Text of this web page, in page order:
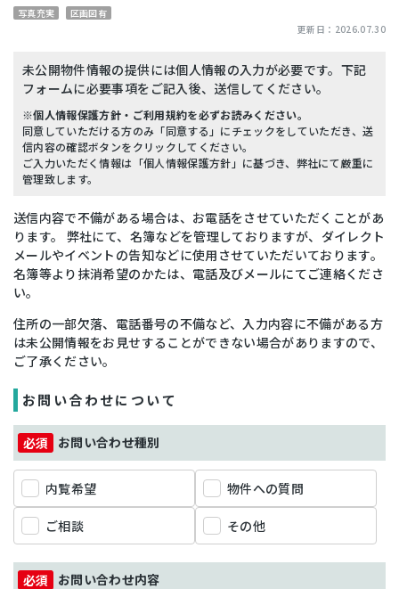
写真充実
区画図有
更新日： 2026.07.30
未公開物件情報の提供には個人情報の入力が必要です。下記
フォームに必要事項をご記入後、送信してください。
※個人情報保護方針・ご利用規約を必ずお読みください。
同意していただける方のみ「同意する」にチェックをしていただき、送
信内容の確認ボタンをクリックしてください。
ご入力いただく情報は「個人情報保護方針」に基づき、弊社にて厳重に
管理致します。
送信内容で不備がある場合は、お電話をさせていただくことがあ
ります。 弊社にて、名簿などを管理しておりますが、ダイレクト
メールやイベントの告知などに使用させていただいております。
名簿等より抹消希望のかたは、電話及びメールにてご連絡くださ
い。
住所の一部欠落、電話番号の不備など、入力内容に不備がある方
は未公開情報をお見せすることができない場合がありますので、
ご了承ください。
お問い合わせについて
お問い合わせ種別
内覧希望 物件への質問
ご相談 その他
お問い合わせ内容